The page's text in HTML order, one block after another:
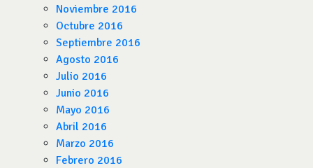
Noviembre 2016
Octubre 2016
Septiembre 2016
Agosto 2016
Julio 2016
Junio 2016
Mayo 2016
Abril 2016
Marzo 2016
Febrero 2016